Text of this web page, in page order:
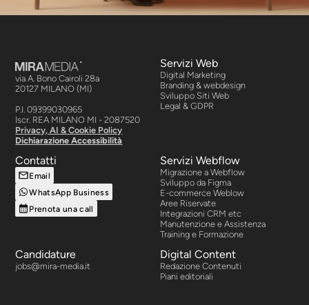
Servizi Web
Digital Marketing
Branding & webdesign
Sviluppo Siti Web
Legal & GDPR
via A. Bono Cairoli 28a
20127 MILANO (MI)
P.I. 09399030965
Iscr. REA MILANO MI - 2087520
Privacy, AI & Cookie Policy
Dichiarazione Accessibilità
Servizi Webflow
Migrazione a Webflow
Sviluppo da Figma
E-commerce Weblow
Aree Riservate
Integrazioni CRM etc
Manutenzione e Assistenza
Training e Formazione
Digital Content
Redazione Contenuti
Piani editoriali
Contatti
Email
WhatsApp Business
Prenota una call
Candidature
jobs@mira-media.it